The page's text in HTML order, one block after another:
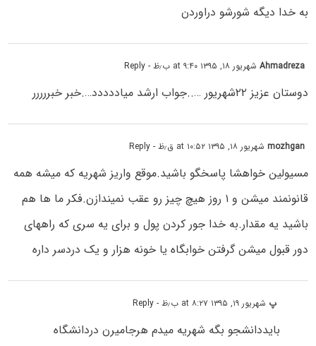
به خدا دیگه شورشو دراوردن
Ahmadrezaشهریور ۱۸, ۱۳۹۵ at ۹:۴۰ ب٫ظ - Reply
دوستان عزیز ۲۲شهریور …..جواب ارشد میاددددد….خبر خبررررر
mozhganشهریور ۱۸, ۱۳۹۵ at ۱۰:۵۲ ق٫ظ - Reply
مسیولین خواهشا پاسخگو باشید.موقع واریز شهریه که میشه همه
قانونمند میشن و ۱ روز هیچ چیز رو عقب نمیندازن.فکر ما ها هم
باشید یه مقدار.به خدا جور کردن پول و برای یه سری که راههای
دور قبول میشن گرفتن خوابگاه یا خونه هزار و یک دردسر داره
پ شهریور ۱۹, ۱۳۹۵ at ۸:۲۷ ب٫ظ - Reply
بایددانشجو بگه شهریه میدم هرجامیرن دردانشگاه